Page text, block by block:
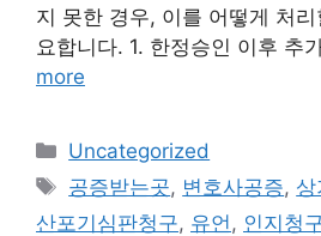
지 못한 경우, 이를 어떻게 처
요합니다. 1. 한정승인 이후 추
more
Categories
Uncategorized
Tags
공증받는곳, 변호사공증,
산포기심판청구, 유언 , 인지청